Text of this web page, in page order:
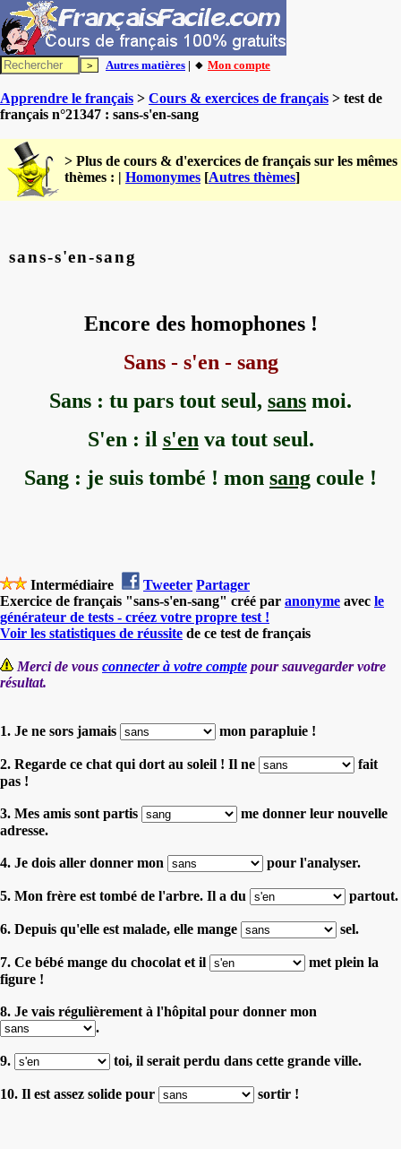
Autres matières | 🔸 Mon compte
Apprendre le français > Cours & exercices de français > test de
français n°21347 : sans-s'en-sang
> Plus de cours & d'exercices de français sur les mêmes
thèmes : | Homonymes [Autres thèmes]
sans-s'en-sang
Encore des homophones !
Sans - s'en - sang
Sans : tu pars tout seul, sans moi.
S'en : il s'en va tout seul.
Sang : je suis tombé ! mon sang coule !
Intermédiaire Tweeter Partager
Exercice de français "sans-s'en-sang" créé par anonyme avec le
générateur de tests - créez votre propre test !
Voir les statistiques de réussite de ce test de français
Merci de vous connecter à votre compte pour sauvegarder votre
résultat.
1. Je ne sors jamais mon parapluie !
2. Regarde ce chat qui dort au soleil ! Il ne
fait
pas !
3. Mes amis sont partis
me donner leur nouvelle
adresse.
4. Je dois aller donner mon pour l'analyser.
5. Mon frère est tombé de l'arbre. Il a du partout.
6. Depuis qu'elle est malade, elle mange sel.
7. Ce bébé mange du chocolat et il
met plein la
figure !
8. Je vais régulièrement à l'hôpital pour donner mon
.
9. toi, il serait perdu dans cette grande ville.
10. Il est assez solide pour sortir !